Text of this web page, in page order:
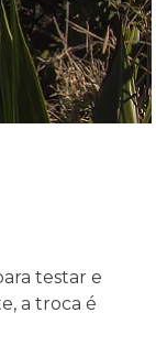
testar e
a troca é